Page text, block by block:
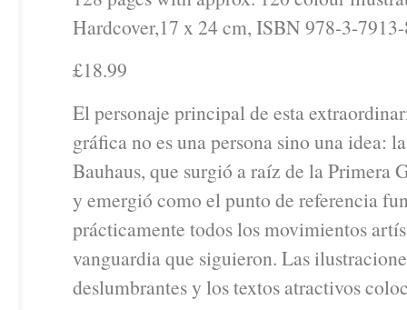
Hardcover,17 x 24 cm, ISBN 978-3-
£18.99
El personaje principal de esta
gráfica no es una persona sino una idea:
Bauhaus, que surgió a raíz de la Primera
y emergió como el punto de referencia
prácticamente todos los movimientos
vanguardia que siguieron. Las
deslumbrantes y los textos atractivos